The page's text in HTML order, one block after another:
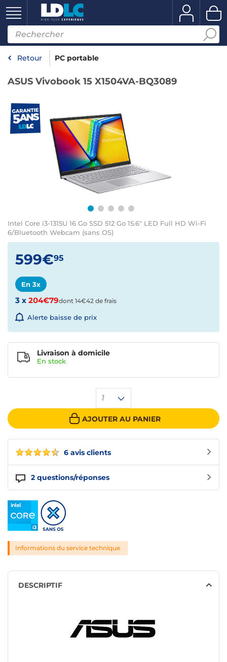
Retour PC portable
ASUS Vivobook 15 X1504VA-BQ3089
Intel Core i3-1315U 16 Go SSD 512 Go 15.6" LED Full HD Wi-Fi
6/Bluetooth Webcam (sans OS)
6 avis clients
2 questions/réponses
599€95
En 3x
3 x 204€79dont 14€42 de frais
Alerte baisse de prix
1
AJOUTER AU PANIER
Livraison à domicile
En stock
Informations du service technique
DESCRIPTIF